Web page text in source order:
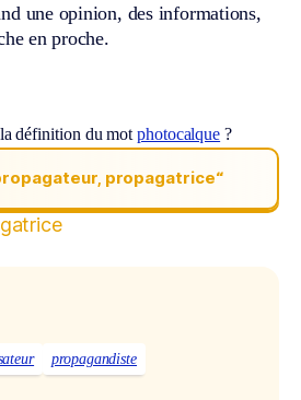
une opinion, des informations,
en proche.
définition du motphotocalque ?
propagatrice“
propagandiste